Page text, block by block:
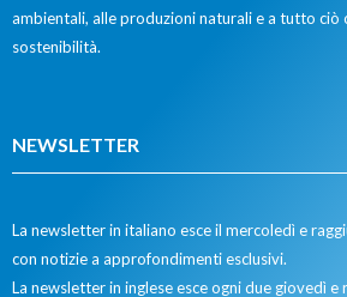
ambientali, alle produzioni naturali e a tutto ciò
sostenibilità.
NEWSLETTER
La newsletter in italiano esce il mercoledì e
con notizie a approfondimenti esclusivi.
La newsletter in inglese esce ogni due giovedì